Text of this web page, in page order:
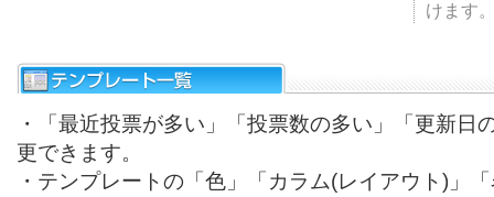
けます
・「最近投票が多い」「投票数の多い」「更新日
更できます。
・テンプレートの「色」「カラム(レイアウト)」